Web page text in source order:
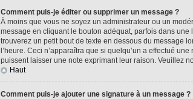
Comment puis-je éditer ou supprimer un message ?
À moins que vous ne soyez un administrateur ou un
message en cliquant le bouton adéquat, parfois dans
trouverez un petit bout de texte en dessous du message
l’heure. Ceci n’apparaîtra que si quelqu’un a effectué
puissent laisser une note exprimant leur raison. Veuillez
Haut
Comment puis-je ajouter une signature à un message ?